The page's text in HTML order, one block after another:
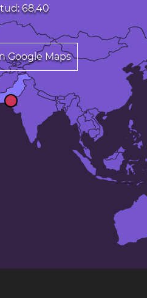
68,40
Google Maps